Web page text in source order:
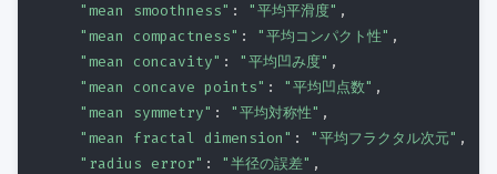
"mean smoothness" : "平均平滑度" ,
"mean compactness" : "平均コンパクト性" ,
"mean concavity" : "平均凹み度" ,
"mean concave points" : "平均凹点数" ,
"mean symmetry" : "平均対称性" ,
"mean fractal dimension" : "平均フラクタル次元" ,
"radius error" : "半径の誤差" ,